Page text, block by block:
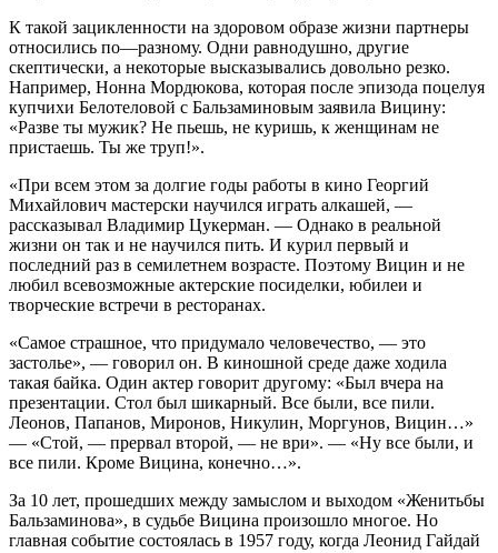
К такой зацикленности на здоровом образе жизни партнеры
относились по—разному. Одни равнодушно, другие
скептически, а некоторые высказывались довольно резко.
Например, Нонна Мордюкова, которая после эпизода поцелуя
купчихи Белотеловой с Бальзаминовым заявила Вицину:
«Разве ты мужик? Не пьешь, не куришь, к женщинам не
пристаешь. Ты же труп!».
«При всем этом за долгие годы работы в кино Георгий
Михайлович мастерски научился играть алкашей, —
рассказывал Владимир Цукерман. — Однако в реальной
жизни он так и не научился пить. И курил первый и
последний раз в семилетнем возрасте. Поэтому Вицин и не
любил всевозможные актерские посиделки, юбилеи и
творческие встречи в ресторанах.
«Самое страшное, что придумало человечество, — это
застолье», — говорил он. В киношной среде даже ходила
такая байка. Один актер говорит другому: «Был вчера на
презентации. Стол был шикарный. Все были, все пили.
Леонов, Папанов, Миронов, Никулин, Моргунов, Вицин…»
— «Стой, — прервал второй, — не ври». — «Ну все были, и
все пили. Кроме Вицина, конечно…».
За 10 лет, прошедших между замыслом и выходом «Женитьбы
Бальзаминова», в судьбе Вицина произошло многое. Но
главная событие состоялась в 1957 году, когда Леонид Гайдай